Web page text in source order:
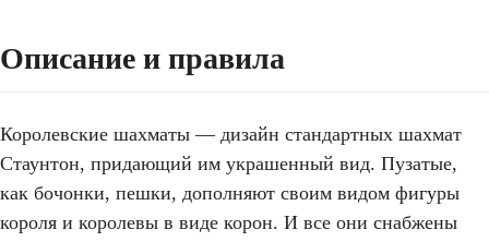
Описание и правила
Королевские шахматы — дизайн стандартных шахмат
Стаунтон, придающий им украшенный вид. Пузатые,
как бочонки, пешки, дополняют своим видом фигуры
короля и королевы в виде корон. И все они снабжены